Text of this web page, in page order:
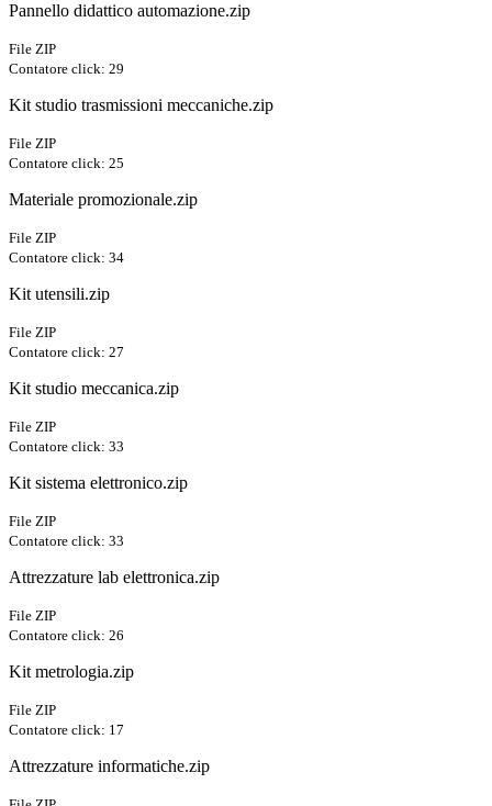
Pannello didattico automazione.zip
File ZIP
Contatore click: 29
Kit studio trasmissioni meccaniche.zip
File ZIP
Contatore click: 25
Materiale promozionale.zip
File ZIP
Contatore click: 34
Kit utensili.zip
File ZIP
Contatore click: 27
Kit studio meccanica.zip
File ZIP
Contatore click: 33
Kit sistema elettronico.zip
File ZIP
Contatore click: 33
Attrezzature lab elettronica.zip
File ZIP
Contatore click: 26
Kit metrologia.zip
File ZIP
Contatore click: 17
Attrezzature informatiche.zip